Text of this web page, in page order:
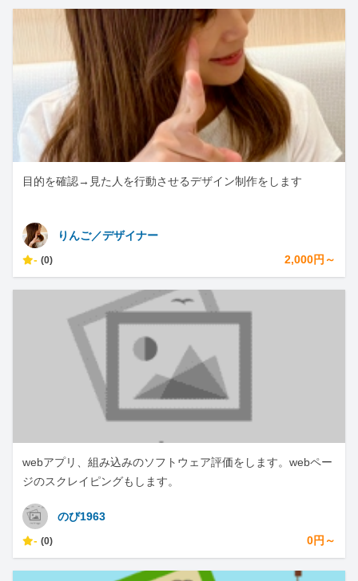
目的を確認→見た人を行動させるデザイン制作をします
りんご／デザイナー
- (0) 2,000円～
webアプリ、組み込みのソフトウェア評価をします。webペー
ジのスクレイピングもします。
のび1963
- (0) 0円～